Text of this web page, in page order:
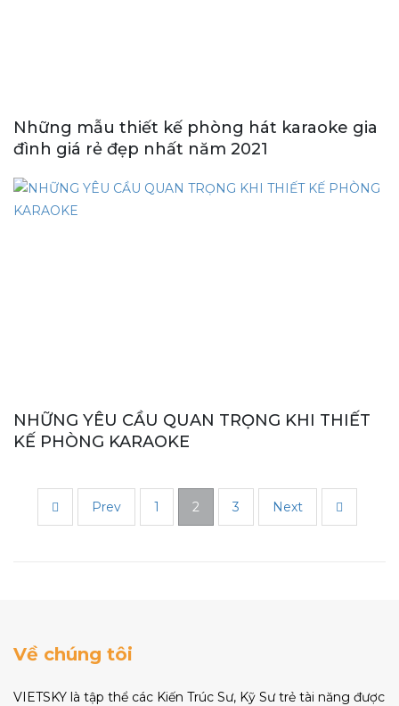
Những mẫu thiết kế phòng hát karaoke gia
đình giá rẻ đẹp nhất năm 2021
NHỮNG YÊU CẦU QUAN TRỌNG KHI THIẾT
KẾ PHÒNG KARAOKE
Prev 1 2 3 Next
Về chúng tôi
VIETSKY là tập thể các Kiến Trúc Sư, Kỹ Sư trẻ tài năng được